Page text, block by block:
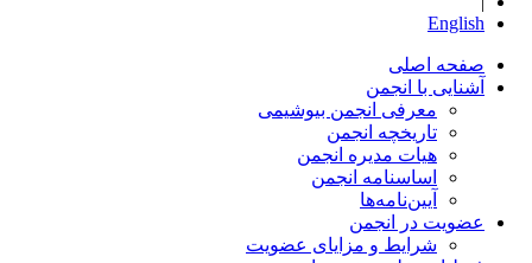
English
صفحه اصلی
آشنایی با انجمن
معرفی انجمن بیوشیمی
تاریخچه انجمن
هیات مدیره انجمن
اساسنامه‌ انجمن
آیین‌نامه‌ها
عضویت در انجمن
شرایط و مزایای عضویت